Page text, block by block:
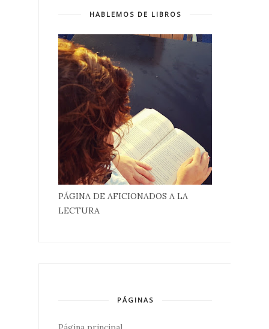
HABLEMOS DE LIBROS
PÁGINA DE AFICIONADOS A LA
LECTURA
PÁGINAS